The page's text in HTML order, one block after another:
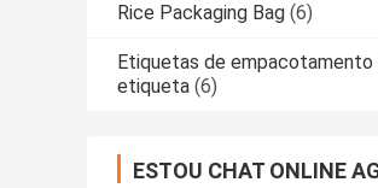
Rice Packaging Bag (6)
Etiquetas de empacotamento
etiqueta (6)
ESTOU CHAT ONLINE